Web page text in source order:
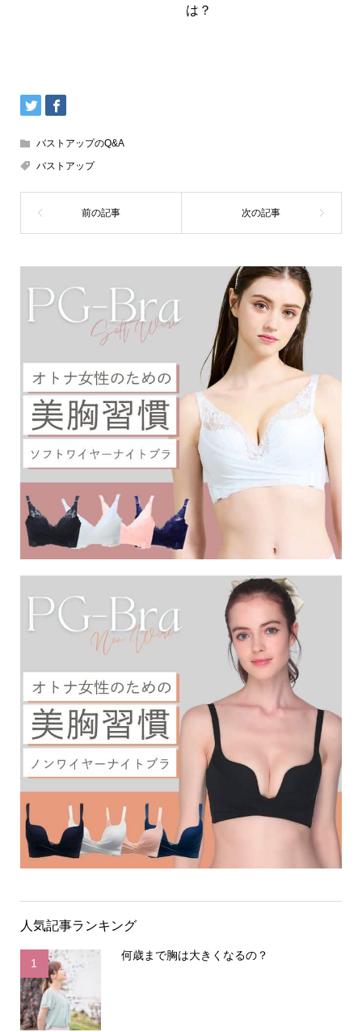
は？
バストアップのQ&A
バストアップ
人気記事ランキング
1
何歳まで胸は大きくなるの？